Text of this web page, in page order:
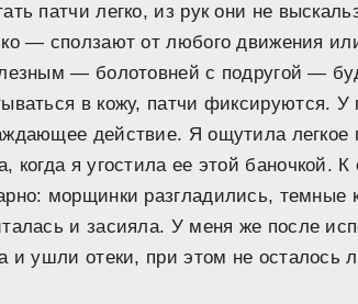
патчи легко, из рук они не
— сползают от любого движения
— болотовней с подругой —
в кожу, патчи фиксируются. У
действие. Я ощутила легкое
когда я угостила ее этой баночкой.
морщинки разгладились, темные
и засияла. У меня же после
и ушли отеки, при этом не осталось